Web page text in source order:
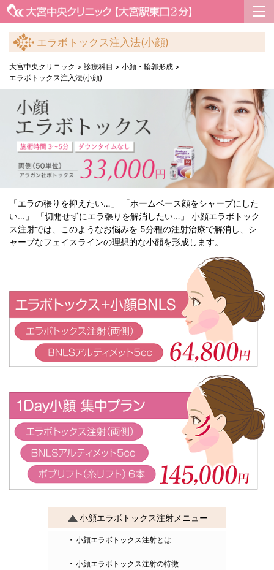
エラボトックス注入法(小顔)
大宮中央クリニック > 診療科目 > 小顔・輪郭形成 >
エラボトックス注入法(小顔)
「エラの張りを抑えたい…」 「ホームベース顔をシャープにした
い…」 「切開せずにエラ張りを解消したい…」 小顔エラボトック
ス注射では、このようなお悩みを 5分程の注射治療で解消し、シ
ャープなフェイスラインの理想的な小顔を形成します。
小顔エラボトックス注射メニュー
小顔エラボトックス注射とは
小顔エラボトックス注射の特徴